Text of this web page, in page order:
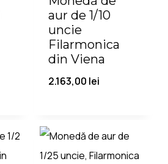
aur de 1/10
uncie
Filarmonica
din Viena
2.163,00 lei